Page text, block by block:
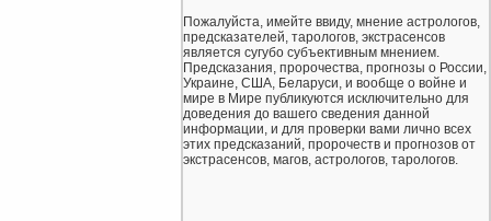
Пожалуйста, имейте ввиду, мнение астрологов,
предсказателей, тарологов, экстрасенсов
является сугубо субъективным мнением.
Предсказания, пророчества, прогнозы о России,
Украине, США, Беларуси, и вообще о войне и
мире в Мире публикуются исключительно для
доведения до вашего сведения данной
информации, и для проверки вами лично всех
этих предсказаний, пророчеств и прогнозов от
экстрасенсов, магов, астрологов, тарологов.